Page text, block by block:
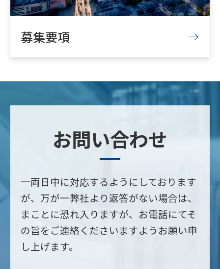
募集要項
お問い合わせ
一両日中に対応するようにしております
が、万が一弊社より返答がない場合は、
まことに恐れ入りますが、お電話にてそ
の旨をご連絡くださいますようお願い申
し上げます。